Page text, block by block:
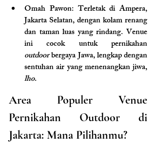
Omah Pawon: Terletak di Ampera,
Jakarta Selatan, dengan kolam renang
dan taman luas yang rindang. Venue
outdoor bergaya Jawa, lengkap dengan
lho.
Area Populer Venue
Pernikahan Outdoor di
Jakarta: Mana Pilihanmu?